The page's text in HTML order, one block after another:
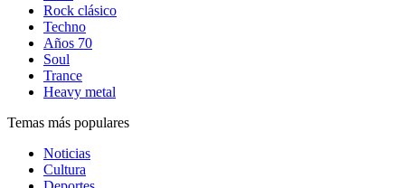
Rock clásico
Techno
Años 70
Soul
Trance
Heavy metal
Temas más populares
Noticias
Cultura